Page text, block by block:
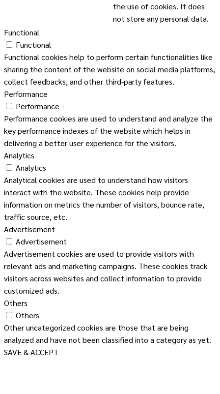
the use of cookies. It does
not store any personal data.
Functional
Functional
Functional cookies help to perform certain functionalities like
sharing the content of the website on social media platforms,
collect feedbacks, and other third-party features.
Performance
Performance
Performance cookies are used to understand and analyze the
key performance indexes of the website which helps in
delivering a better user experience for the visitors.
Analytics
Analytics
Analytical cookies are used to understand how visitors
interact with the website. These cookies help provide
information on metrics the number of visitors, bounce rate,
traffic source, etc.
Advertisement
Advertisement
Advertisement cookies are used to provide visitors with
relevant ads and marketing campaigns. These cookies track
visitors across websites and collect information to provide
customized ads.
Others
Others
Other uncategorized cookies are those that are being
analyzed and have not been classified into a category as yet.
SAVE & ACCEPT